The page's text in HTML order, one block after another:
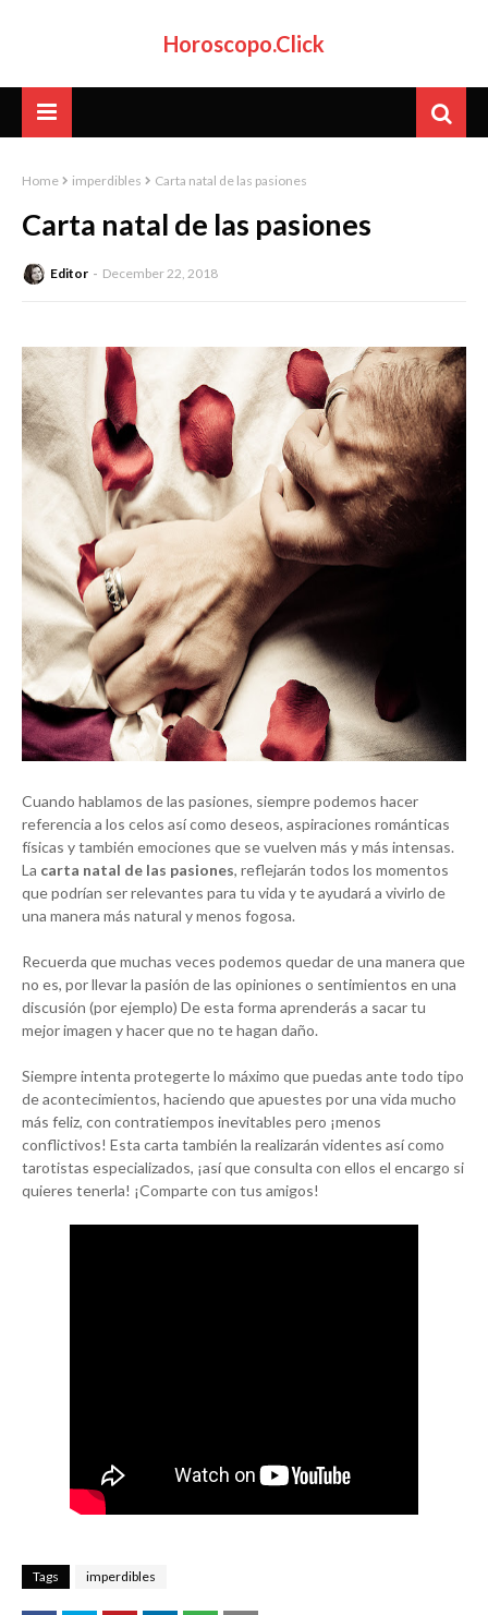
Horoscopo.Click
Home imperdibles Carta natal de las pasiones
Carta natal de las pasiones
Editor December 22, 2018
Cuando hablamos de las pasiones, siempre podemos hacer
referencia a los celos así como deseos, aspiraciones románticas
físicas y también emociones que se vuelven más y más intensas.
La carta natal de las pasiones, reflejarán todos los momentos
que podrían ser relevantes para tu vida y te ayudará a vivirlo de
una manera más natural y menos fogosa.
Recuerda que muchas veces podemos quedar de una manera que
no es, por llevar la pasión de las opiniones o sentimientos en una
discusión (por ejemplo) De esta forma aprenderás a sacar tu
mejor imagen y hacer que no te hagan daño.
Siempre intenta protegerte lo máximo que puedas ante todo tipo
de acontecimientos, haciendo que apuestes por una vida mucho
más feliz, con contratiempos inevitables pero ¡menos
conflictivos! Esta carta también la realizarán videntes así como
tarotistas especializados, ¡así que consulta con ellos el encargo si
quieres tenerla! ¡Comparte con tus amigos!
Tags imperdibles